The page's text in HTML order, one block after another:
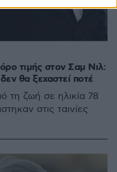
τιμής στον Σαμ Νιλ:
θα ξεχαστεί ποτέ
τη ζωή σε ηλικία 78
στις ταινίες